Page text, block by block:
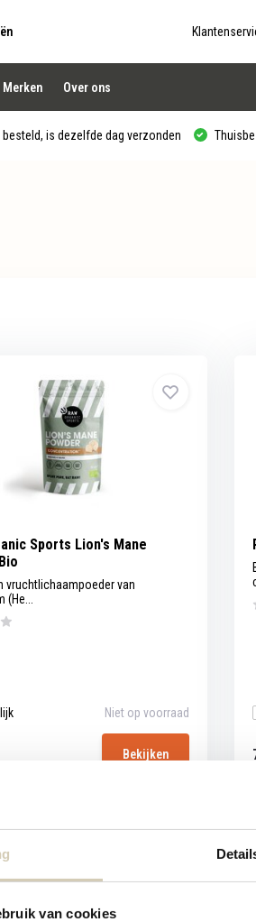
van cookies
Merken Over ons
is dezelfde dag verzonden
Sports Lion's Mane
vruchtlichaampoeder van
Niet op voorraad
Bekijken